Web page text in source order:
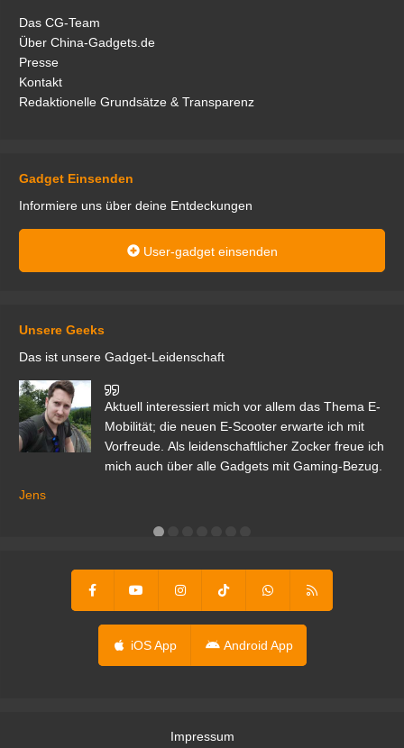
Das CG-Team
Über China-Gadgets.de
Presse
Kontakt
Redaktionelle Grundsätze & Transparenz
Gadget Einsenden
Informiere uns über deine Entdeckungen
User-gadget einsenden
Unsere Geeks
Das ist unsere Gadget-Leidenschaft
Aktuell interessiert mich vor allem das Thema E-
Mobilität; die neuen E-Scooter erwarte ich mit
Vorfreude. Als leidenschaftlicher Zocker freue ich
mich auch über alle Gadgets mit Gaming-Bezug.
Jens
iOS App Android App
Impressum